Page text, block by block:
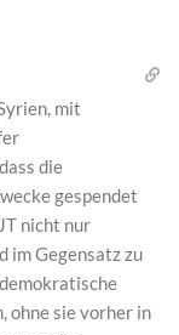
mit
die
gespendet
nicht nur
im Gegensatz zu
ohne sie vorher in